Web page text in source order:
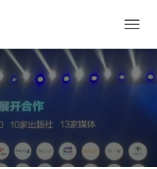
换
导
航